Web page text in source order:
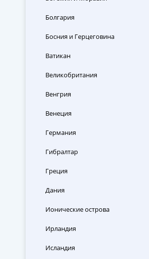
Болгария
Босния и Герцеговина
Ватикан
Великобритания
Венгрия
Венеция
Германия
Гибралтар
Греция
Дания
Ионические острова
Ирландия
Исландия